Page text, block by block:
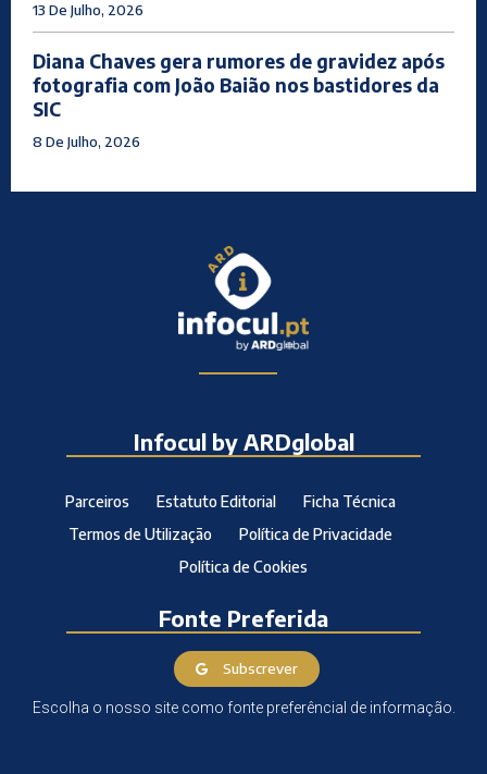
13 De Julho, 2026
Diana Chaves gera rumores de gravidez após
fotografia com João Baião nos bastidores da
SIC
8 De Julho, 2026
Infocul by ARDglobal
Parceiros Estatuto Editorial
Ficha Técnica
Termos de Utilização
Política de Privacidade
Política de Cookies
Fonte Preferida
Subscrever
Escolha o nosso site como fonte preferêncial de informação.